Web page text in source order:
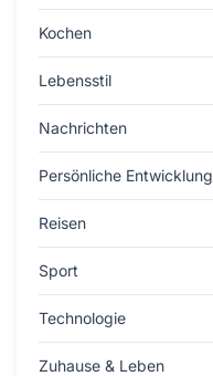
Kochen
Lebensstil
Nachrichten
Persönliche Entwicklung
Reisen
Sport
Technologie
Zuhause & Leben